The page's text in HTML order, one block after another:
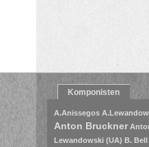
Komponisten
A.Anissegos
Anton Bruckner
Lewandowski (UA) B. Bell